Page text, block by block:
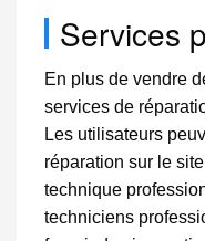
Services
En plus de vendre
services de
Les utilisateurs
réparation sur le
technique
techniciens